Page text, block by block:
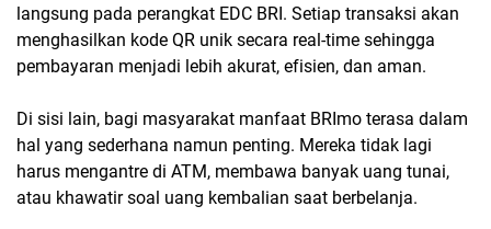
langsung pada perangkat EDC BRI. Setiap transaksi akan
menghasilkan kode QR unik secara real-time sehingga
pembayaran menjadi lebih akurat, efisien, dan aman.
Di sisi lain, bagi masyarakat manfaat BRImo terasa dalam
hal yang sederhana namun penting. Mereka tidak lagi
harus mengantre di ATM, membawa banyak uang tunai,
atau khawatir soal uang kembalian saat berbelanja.